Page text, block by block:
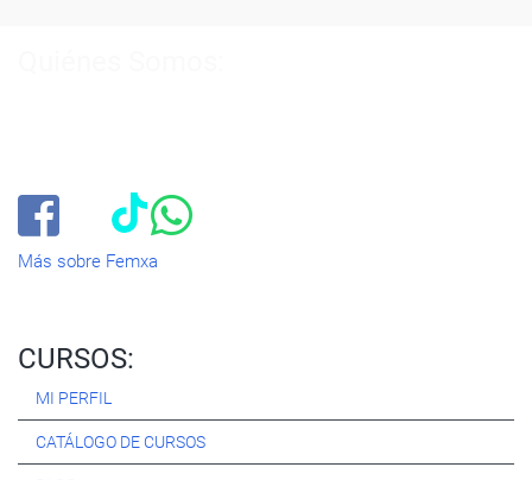
Más sobre Femxa
CURSOS:
MI PERFIL
CATÁLOGO DE CURSOS